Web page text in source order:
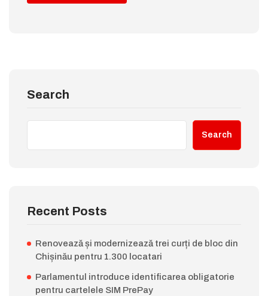
Search
Search
Recent Posts
Renovează și modernizează trei curți de bloc din
Chișinău pentru 1.300 locatari
Parlamentul introduce identificarea obligatorie
pentru cartelele SIM PrePay